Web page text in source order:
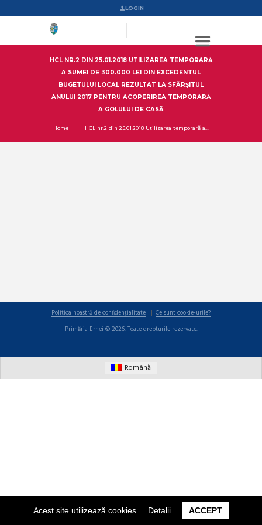
Acest site utilizează cookies Detalii ACCEPT
LOGIN
HCL NR.2 DIN 25.01.2018 UTILIZAREA TEMPORARĂ
A SUMEI DE 300.000 LEI DIN EXCEDENTUL
BUGETULUI LOCAL REZULTAT LA SFÂRȘITUL
ANULUI 2017 PENTRU ACOPERIREA TEMPORARĂ
A GOLULUI DE CASĂ
Home HCL nr.2 din 25.01.2018 Utilizarea temporară a...
Politica noastră de confidențialitate
Ce sunt cookie-urile?
Primăria Ernei © 2026. Toate drepturile rezervate.
Română